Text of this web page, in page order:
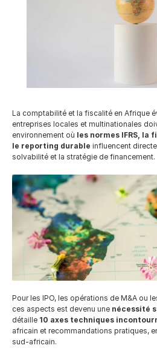
Ressources NEW
About
COMMUNITY
Join
Events
Experts
Select
La comptabilité et la fiscalité en Afrique
entreprises locales et multinationales
environnement où les normes IFRS,
le reporting durable influencent
solvabilité et la stratégie de financement.
Pour les IPO, les opérations de M&A ou
ces aspects est devenu une nécessité
détaille 10 axes techniques
africain et recommandations pratiques,
sud-africain.